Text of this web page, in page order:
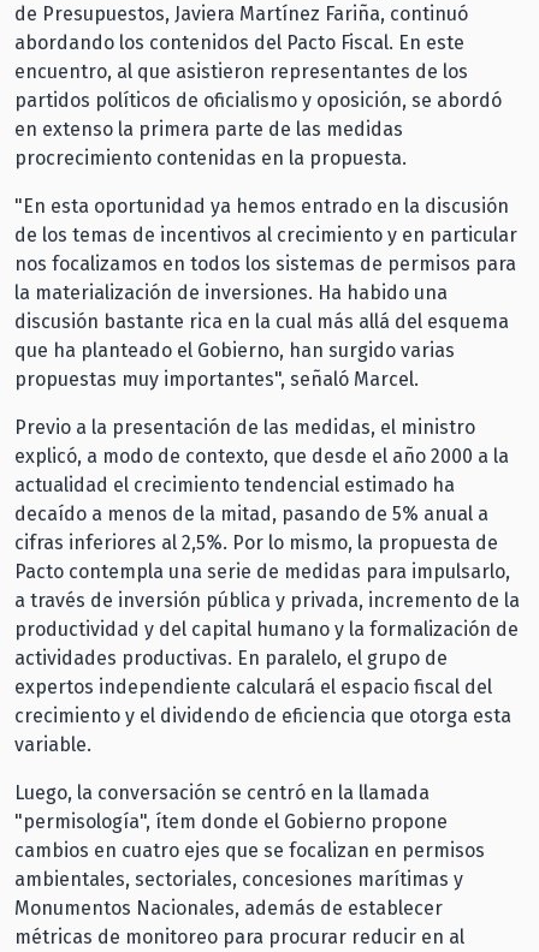
de Presupuestos, Javiera Martínez Fariña, continuó
abordando los contenidos del Pacto Fiscal. En este
encuentro, al que asistieron representantes de los
partidos políticos de oficialismo y oposición, se abordó
en extenso la primera parte de las medidas
procrecimiento contenidas en la propuesta.
"En esta oportunidad ya hemos entrado en la discusión
de los temas de incentivos al crecimiento y en particular
nos focalizamos en todos los sistemas de permisos para
la materialización de inversiones. Ha habido una
discusión bastante rica en la cual más allá del esquema
que ha planteado el Gobierno, han surgido varias
propuestas muy importantes", señaló Marcel.
Previo a la presentación de las medidas, el ministro
explicó, a modo de contexto, que desde el año 2000 a la
actualidad el crecimiento tendencial estimado ha
decaído a menos de la mitad, pasando de 5% anual a
cifras inferiores al 2,5%. Por lo mismo, la propuesta de
Pacto contempla una serie de medidas para impulsarlo,
a través de inversión pública y privada, incremento de la
productividad y del capital humano y la formalización de
actividades productivas. En paralelo, el grupo de
expertos independiente calculará el espacio fiscal del
crecimiento y el dividendo de eficiencia que otorga esta
variable.
Luego, la conversación se centró en la llamada
"permisología", ítem donde el Gobierno propone
cambios en cuatro ejes que se focalizan en permisos
ambientales, sectoriales, concesiones marítimas y
Monumentos Nacionales, además de establecer
métricas de monitoreo para procurar reducir en al